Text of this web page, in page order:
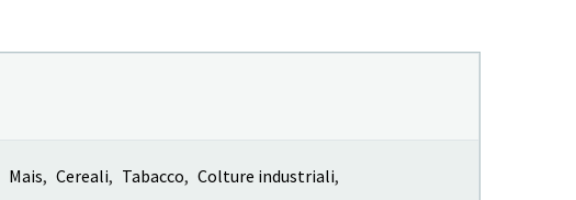
Mais, Cereali, Tabacco, Colture industriali,